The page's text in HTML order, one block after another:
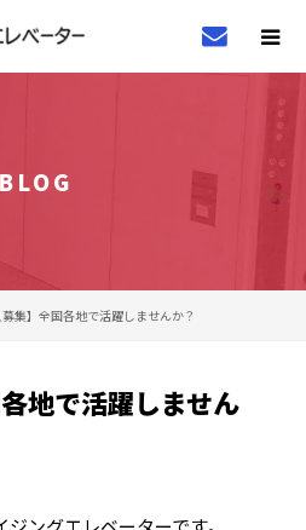
BLOG
募集】全国各地で活躍しませんか？
地で活躍しません